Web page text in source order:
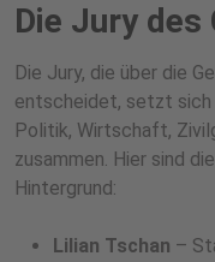
Die Jury des
Die Jury, die über die
entscheidet, setzt sich
Politik, Wirtschaft,
zusammen. Hier sind
Hintergrund:
Lilian Tschan –